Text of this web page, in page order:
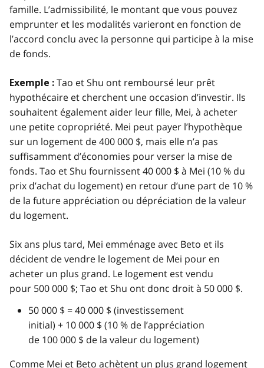
famille. L’admissibilité, le montant que vous pouvez
emprunter et les modalités varieront en fonction de
l’accord conclu avec la personne qui participe à la mise
de fonds.
Exemple : Tao et Shu ont remboursé leur prêt
hypothécaire et cherchent une occasion d’investir. Ils
souhaitent également aider leur fille, Mei, à acheter
une petite copropriété. Mei peut payer l’hypothèque
sur un logement de 400 000 $, mais elle n’a pas
suffisamment d’économies pour verser la mise de
fonds. Tao et Shu fournissent 40 000 $ à Mei (10 % du
prix d’achat du logement) en retour d’une part de 10 %
de la future appréciation ou dépréciation de la valeur
du logement.
Six ans plus tard, Mei emménage avec Beto et ils
décident de vendre le logement de Mei pour en
acheter un plus grand. Le logement est vendu
pour 500 000 $; Tao et Shu ont donc droit à 50 000 $.
50 000 $ = 40 000 $ (investissement
initial) + 10 000 $ (10 % de l’appréciation
de 100 000 $ de la valeur du logement)
Comme Mei et Beto achètent un plus grand logement